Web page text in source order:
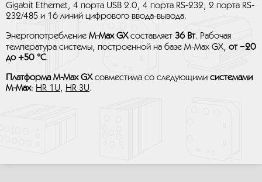
Gigabit Ethernet, 4 порта USB 2.0, 4 порта RS-232, 2 порта RS-
232/485 и 16 линий цифрового ввода-вывода.
Энергопотребление M-Max GXсоставляет 36 Вт. Рабочая
температура системы, построенной на базе M-Max GX, от −20
до +50 °C.
Платформа M-Max GXсовместима со следующими системами
M-Max: HR 1U , HR 3U.